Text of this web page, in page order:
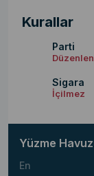
Kurallar
Parti
Sigara
İçilmez
Yüzme
En